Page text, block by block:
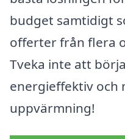
budget samtidigt
offerter från flera
Tveka inte att
energieffektiv och
uppvärmning!